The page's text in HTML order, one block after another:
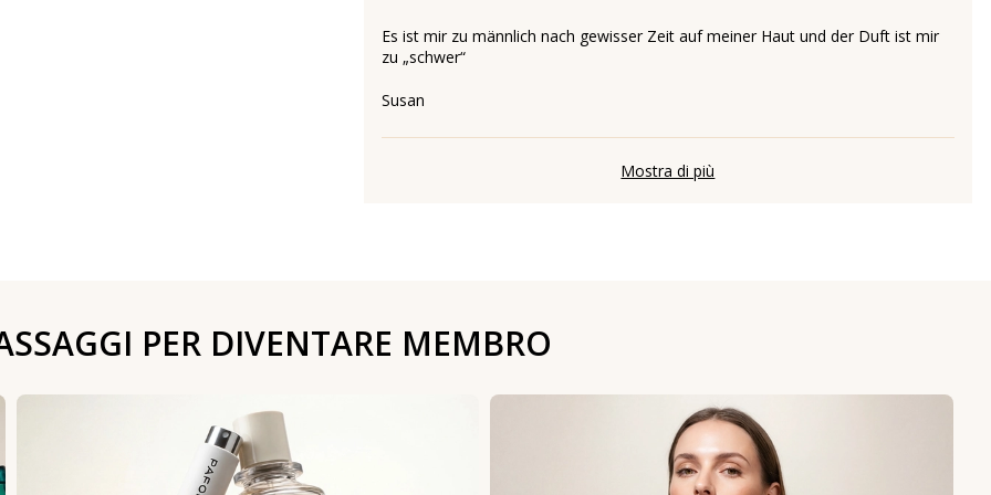
Es ist mir zu männlich nach gewisser Zeit auf meiner Haut und der Duft ist mir
zu „schwer“
Susan
Mostra di più
PER DIVENTARE MEMBRO